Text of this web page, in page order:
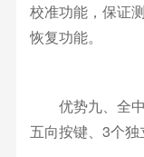
校准功能，保证
恢复功能。
优势九、全中
五向按键、3个独